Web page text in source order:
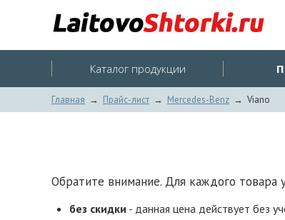
Каталог продукции
Главная → Прайс-лист → Mercedes-Benz → Viano
Обратите внимание. Для каждого товара
без скидки - данная цена действует без